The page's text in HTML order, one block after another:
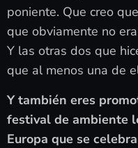
poniente. Que creo
que obviamente no
Y las otras dos que
que al menos una de
Y también eres
festival de ambiente
Europa que se